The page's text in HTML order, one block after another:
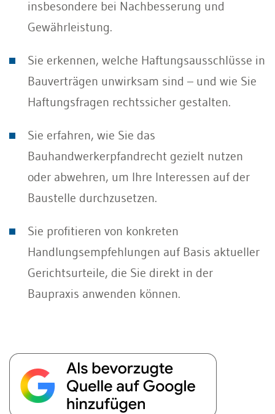
insbesondere bei Nachbesserung und
Gewährleistung.
Sie erkennen, welche Haftungsausschlüsse in
Bauverträgen unwirksam sind – und wie Sie
Haftungsfragen rechtssicher gestalten.
Sie erfahren, wie Sie das
Bauhandwerkerpfandrecht gezielt nutzen
oder abwehren, um Ihre Interessen auf der
Baustelle durchzusetzen.
Sie profitieren von konkreten
Handlungsempfehlungen auf Basis aktueller
Gerichtsurteile, die Sie direkt in der
Baupraxis anwenden können.